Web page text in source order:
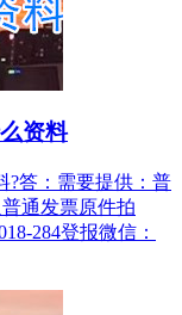
资料
?答：需要提供：普
通发票原件拍
284登报微信：